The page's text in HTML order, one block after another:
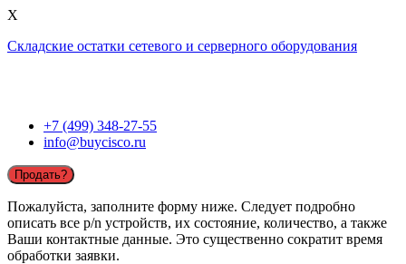
X
Складские остатки сетевого и серверного оборудования
+7 (499) 348-27-55
info@buycisco.ru
Продать?
Пожалуйста, заполните форму ниже. Следует подробно
описать все p/n устройств, их состояние, количество, а также
Ваши контактные данные. Это существенно сократит время
обработки заявки.